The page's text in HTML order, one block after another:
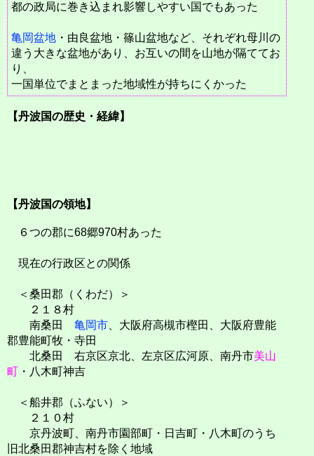
都の政局に巻き込まれ影響しやすい国でもあった
亀岡盆地 ・由良盆地・篠山盆地など、それぞれ母川の
違う大きな盆地があり、お互いの間を山地が隔ててお
り、
一国単位でまとまった地域性が持ちにくかった
【丹波国の歴史・経緯】
【丹波国の領地】
６つの郡に68郷970村あった
現在の行政区との関係
＜桑田郡（くわだ）＞
２１８村
南桑田 亀岡市 、大阪府高槻市樫田、大阪府豊能
郡豊能町牧・寺田
北桑田 右京区京北、左京区広河原、南丹市美山
町 ・八木町神吉
＜船井郡（ふない）＞
２１０村
京丹波町、南丹市園部町・日吉町・八木町のうち
旧北桑田郡神吉村を除く地域